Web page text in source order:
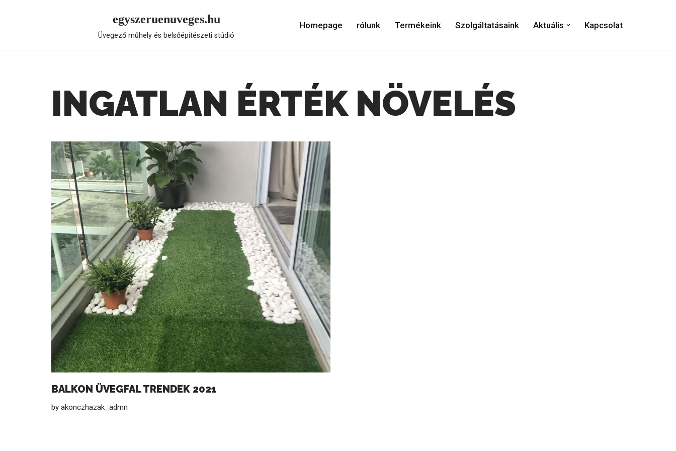
egyszeruenuveges.hu
Üvegező műhely és belsőépítészeti stúdió
Homepage rólunk Termékeink Szolgáltatásaink Aktuális Kapcsolat
INGATLAN ÉRTÉK NÖVELÉS
BALKON ÜVEGFAL TRENDEK 2021
by akonczhazak_admn